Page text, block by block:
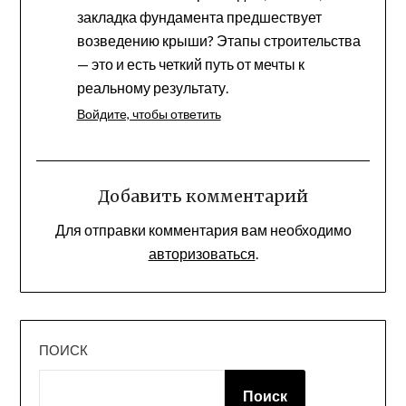
закладка фундамента предшествует
возведению крыши? Этапы строительства
— это и есть четкий путь от мечты к
реальному результату.
Войдите, чтобы ответить
Добавить комментарий
Для отправки комментария вам необходимо
авторизоваться.
ПОИСК
Поиск